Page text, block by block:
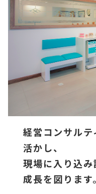
経営コンサル
活かし、
現場に入り込
成長を図ります。